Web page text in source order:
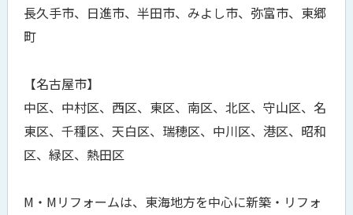
長久手市、日進市、半田市、みよし市、弥富市、東郷
町
【名古屋市】
中区、中村区、西区、東区、南区、北区、守山区、名
東区、千種区、天白区、瑞穂区、中川区、港区、昭和
区、緑区、熱田区
M・Mリフォームは、東海地方を中心に新築・リフォ